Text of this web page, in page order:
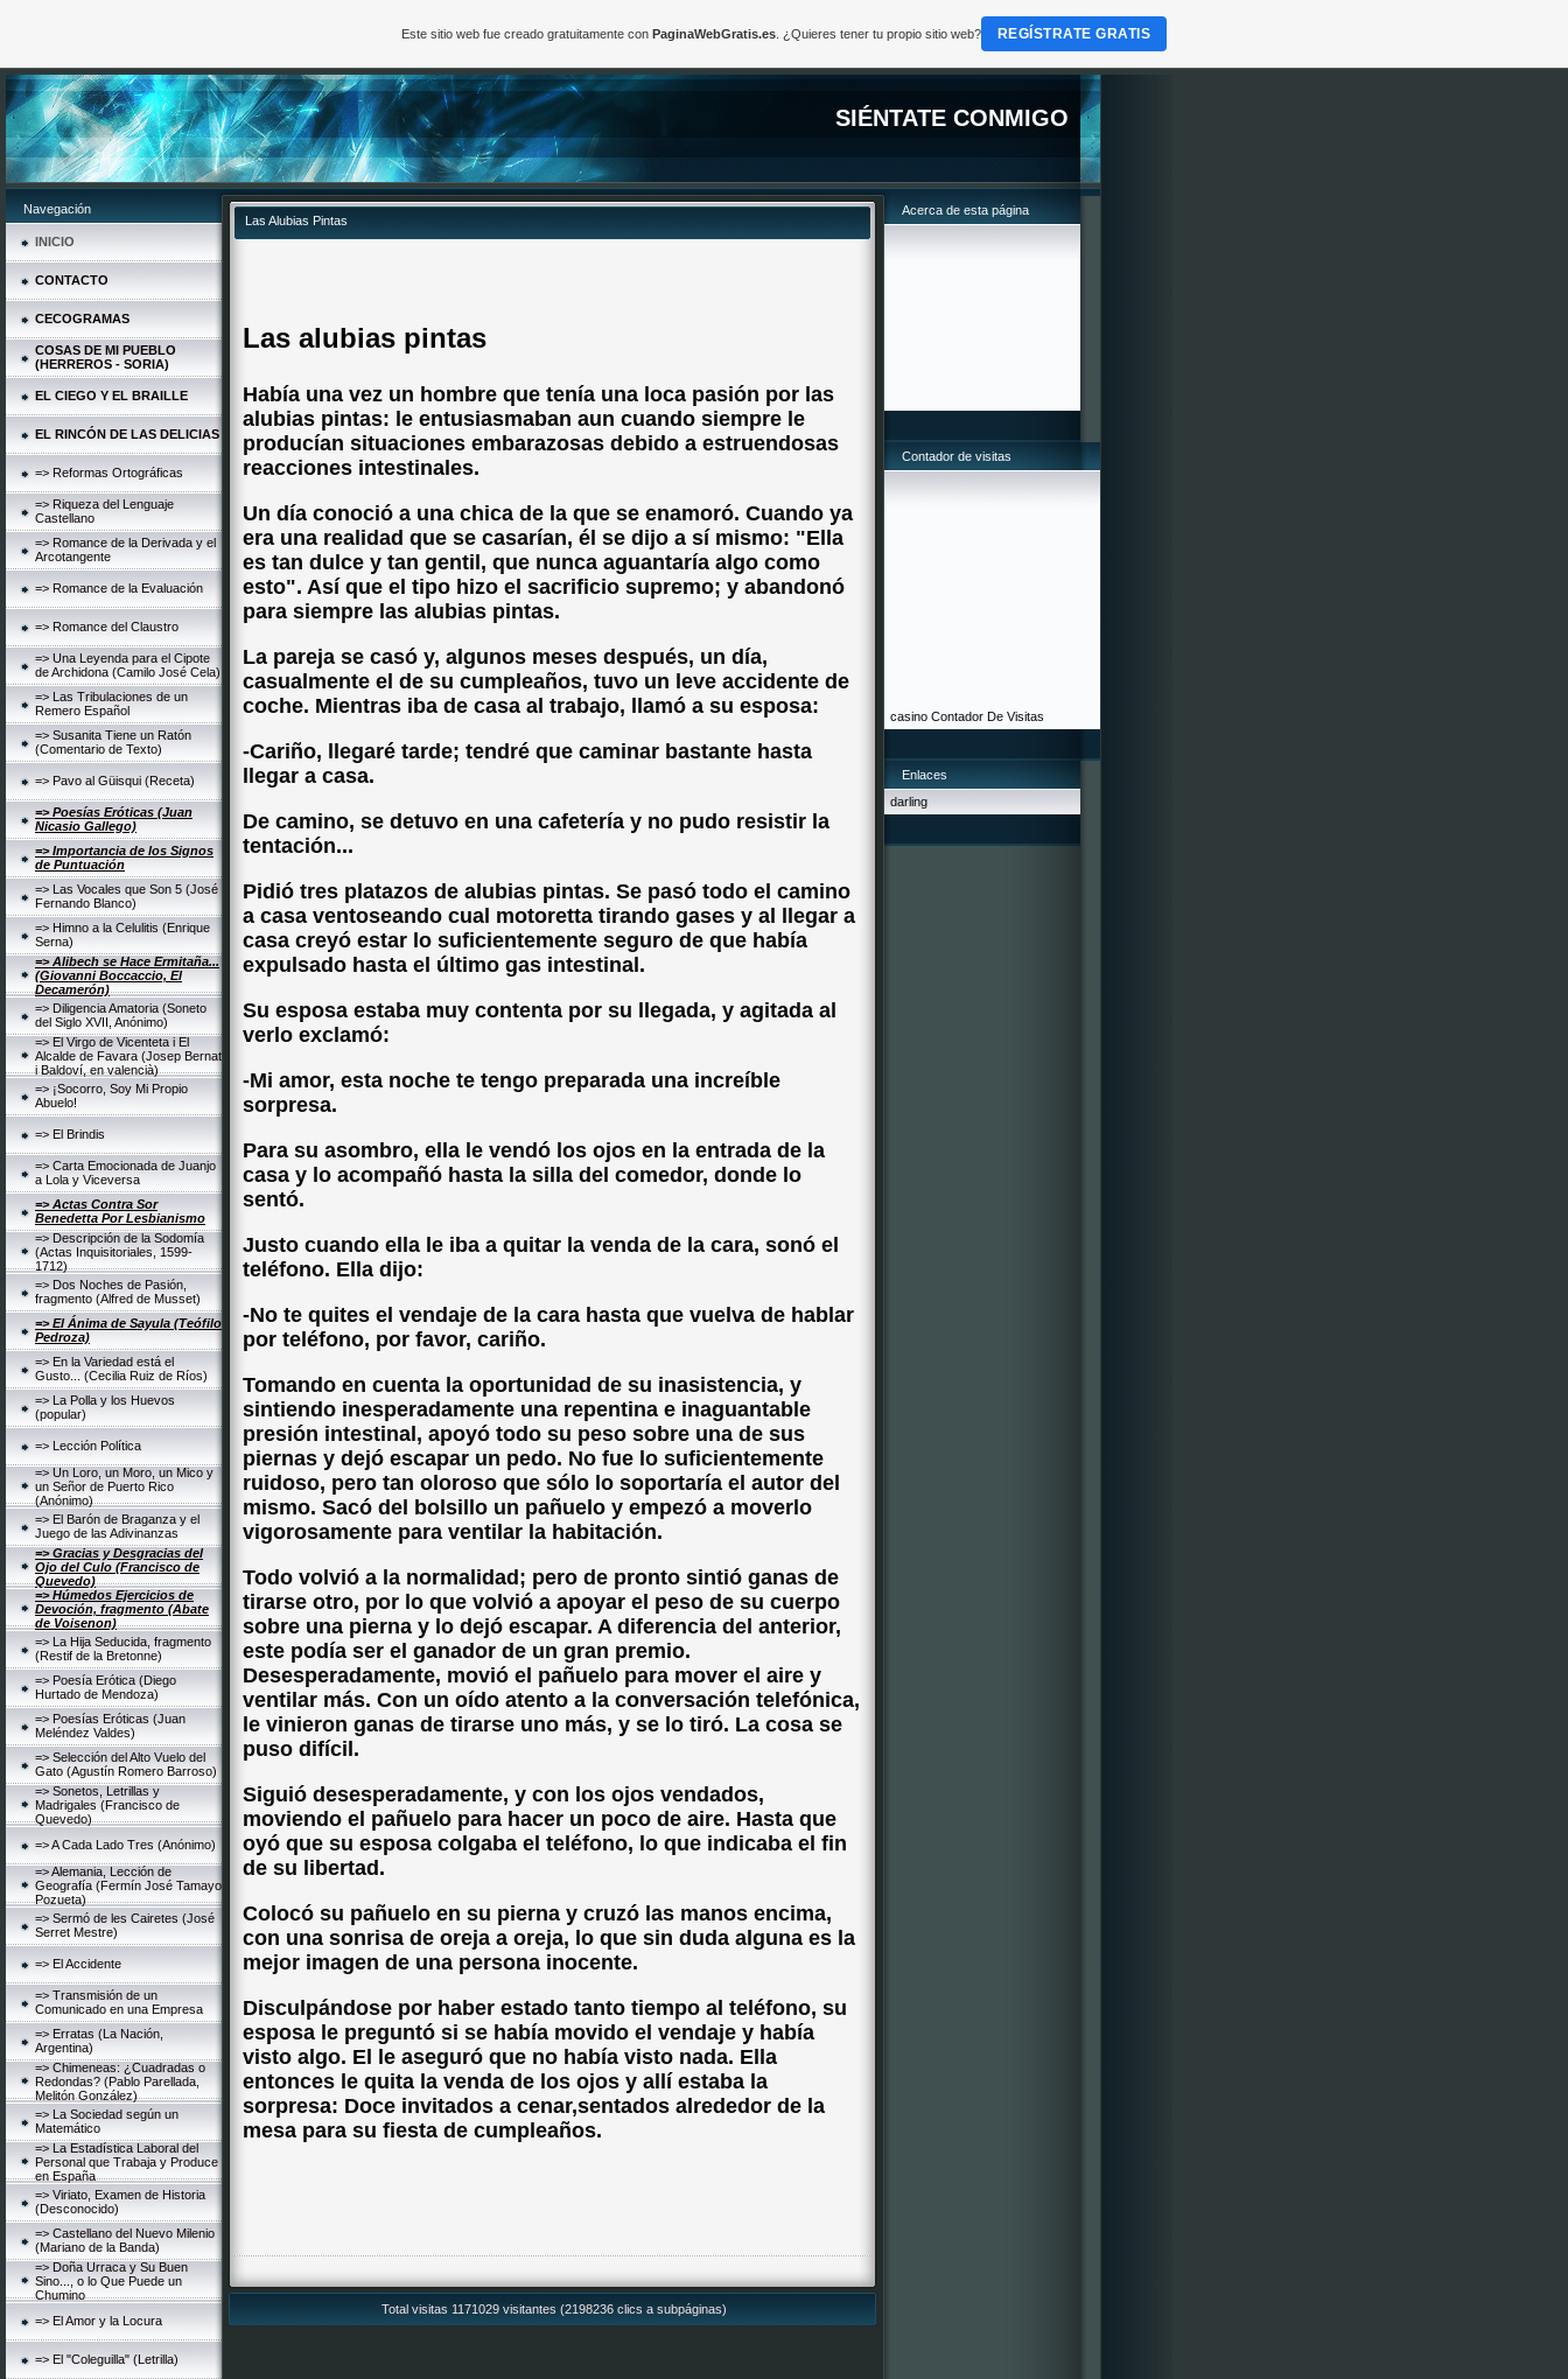
SIÉNTATE CONMIGO
Navegación
INICIO
CONTACTO
CECOGRAMAS
COSAS DE MI PUEBLO
(HERREROS - SORIA)
EL CIEGO Y EL BRAILLE
EL RINCÓN DE LAS DELICIAS
=> Reformas Ortográficas
=> Riqueza del Lenguaje
Castellano
=> Romance de la Derivada y el
Arcotangente
=> Romance de la Evaluación
=> Romance del Claustro
=> Una Leyenda para el Cipote
de Archidona (Camilo José Cela)
=> Las Tribulaciones de un
Remero Español
=> Susanita Tiene un Ratón
(Comentario de Texto)
=> Pavo al Güisqui (Receta)
=> Poesías Eróticas (Juan
Nicasio Gallego)
=> Importancia de los Signos
de Puntuación
=> Las Vocales que Son 5 (José
Fernando Blanco)
=> Himno a la Celulitis (Enrique
Serna)
=> Alibech se Hace Ermitaña...
(Giovanni Boccaccio, El
Decamerón)
=> Diligencia Amatoria (Soneto
del Siglo XVII, Anónimo)
=> El Virgo de Vicenteta i El
Alcalde de Favara (Josep Bernat
i Baldoví, en valencià)
=> ¡Socorro, Soy Mi Propio
Abuelo!
=> El Brindis
=> Carta Emocionada de Juanjo
a Lola y Viceversa
=> Actas Contra Sor
Benedetta Por Lesbianismo
=> Descripción de la Sodomía
(Actas Inquisitoriales, 1599-
1712)
=> Dos Noches de Pasión,
fragmento (Alfred de Musset)
=> El Ánima de Sayula (Teófilo
Pedroza)
=> En la Variedad está el
Gusto... (Cecilia Ruiz de Ríos)
=> La Polla y los Huevos
(popular)
=> Lección Política
=> Un Loro, un Moro, un Mico y
un Señor de Puerto Rico
(Anónimo)
=> El Barón de Braganza y el
Juego de las Adivinanzas
=> Gracias y Desgracias del
Ojo del Culo (Francisco de
Quevedo)
=> Húmedos Ejercicios de
Devoción, fragmento (Abate
de Voisenon)
=> La Hija Seducida, fragmento
(Restif de la Bretonne)
=> Poesía Erótica (Diego
Hurtado de Mendoza)
=> Poesías Eróticas (Juan
Meléndez Valdes)
=> Selección del Alto Vuelo del
Gato (Agustín Romero Barroso)
=> Sonetos, Letrillas y
Madrigales (Francisco de
Quevedo)
=> A Cada Lado Tres (Anónimo)
=> Alemania, Lección de
Geografía (Fermín José Tamayo
Pozueta)
=> Sermó de les Cairetes (José
Serret Mestre)
=> El Accidente
=> Transmisión de un
Comunicado en una Empresa
=> Erratas (La Nación,
Argentina)
=> Chimeneas: ¿Cuadradas o
Redondas? (Pablo Parellada,
Melitón González)
=> La Sociedad según un
Matemático
=> La Estadística Laboral del
Personal que Trabaja y Produce
en España
=> Viriato, Examen de Historia
(Desconocido)
=> Castellano del Nuevo Milenio
(Mariano de la Banda)
=> Doña Urraca y Su Buen
Sino..., o lo Que Puede un
Chumino
=> El Amor y la Locura
=> El "Coleguilla" (Letrilla)
Las Alubias Pintas
Las alubias pintas
Había una vez un hombre que tenía una loca pasión por las
alubias pintas: le entusiasmaban aun cuando siempre le
producían situaciones embarazosas debido a estruendosas
reacciones intestinales.
Un día conoció a una chica de la que se enamoró. Cuando ya
era una realidad que se casarían, él se dijo a sí mismo: "Ella
es tan dulce y tan gentil, que nunca aguantaría algo como
esto". Así que el tipo hizo el sacrificio supremo; y abandonó
para siempre las alubias pintas.
La pareja se casó y, algunos meses después, un día,
casualmente el de su cumpleaños, tuvo un leve accidente de
coche. Mientras iba de casa al trabajo, llamó a su esposa:
-Cariño, llegaré tarde; tendré que caminar bastante hasta
llegar a casa.
De camino, se detuvo en una cafetería y no pudo resistir la
tentación...
Pidió tres platazos de alubias pintas. Se pasó todo el camino
a casa ventoseando cual motoretta tirando gases y al llegar a
casa creyó estar lo suficientemente seguro de que había
expulsado hasta el último gas intestinal.
Su esposa estaba muy contenta por su llegada, y agitada al
verlo exclamó:
-Mi amor, esta noche te tengo preparada una increíble
sorpresa.
Para su asombro, ella le vendó los ojos en la entrada de la
casa y lo acompañó hasta la silla del comedor, donde lo
sentó.
Justo cuando ella le iba a quitar la venda de la cara, sonó el
teléfono. Ella dijo:
-No te quites el vendaje de la cara hasta que vuelva de hablar
por teléfono, por favor, cariño.
Tomando en cuenta la oportunidad de su inasistencia, y
sintiendo inesperadamente una repentina e inaguantable
presión intestinal, apoyó todo su peso sobre una de sus
piernas y dejó escapar un pedo. No fue lo suficientemente
ruidoso, pero tan oloroso que sólo lo soportaría el autor del
mismo. Sacó del bolsillo un pañuelo y empezó a moverlo
vigorosamente para ventilar la habitación.
Todo volvió a la normalidad; pero de pronto sintió ganas de
tirarse otro, por lo que volvió a apoyar el peso de su cuerpo
sobre una pierna y lo dejó escapar. A diferencia del anterior,
este podía ser el ganador de un gran premio.
Desesperadamente, movió el pañuelo para mover el aire y
ventilar más. Con un oído atento a la conversación telefónica,
le vinieron ganas de tirarse uno más, y se lo tiró. La cosa se
puso difícil.
Siguió desesperadamente, y con los ojos vendados,
moviendo el pañuelo para hacer un poco de aire. Hasta que
oyó que su esposa colgaba el teléfono, lo que indicaba el fin
de su libertad.
Colocó su pañuelo en su pierna y cruzó las manos encima,
con una sonrisa de oreja a oreja, lo que sin duda alguna es la
mejor imagen de una persona inocente.
Disculpándose por haber estado tanto tiempo al teléfono, su
esposa le preguntó si se había movido el vendaje y había
visto algo. El le aseguró que no había visto nada. Ella
entonces le quita la venda de los ojos y allí estaba la
sorpresa: Doce invitados a cenar,sentados alrededor de la
mesa para su fiesta de cumpleaños.
Total visitas 1171029 visitantes (2198236 clics a subpáginas)
Acerca de esta página
Contador de visitas
casino Contador De Visitas
Enlaces
darling
Este sitio web fue creado gratuitamente con PaginaWebGratis.es. ¿Quieres tener tu propio sitio web? REGÍSTRATE GRATIS